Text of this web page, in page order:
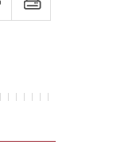
프린트하기